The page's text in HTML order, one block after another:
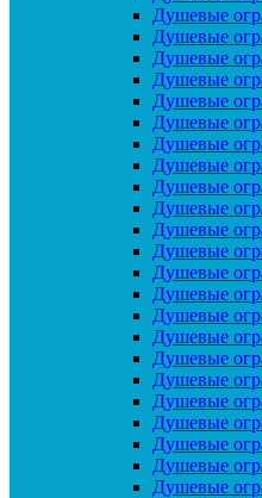
Душевые
Душевые
Душевые
Душевые
Душевые
Душевые
Душевые
Душевые
Душевые
Душевые
Душевые
Душевые
Душевые
Душевые
Душевые
Душевые
Душевые
Душевые
Душевые
Душевые
Душевые
Душевые
Душевые